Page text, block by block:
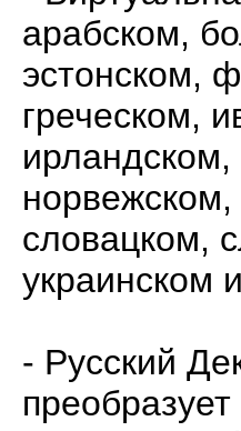
арабском,
эстонском,
греческом,
словацком,
украинском
- Русский